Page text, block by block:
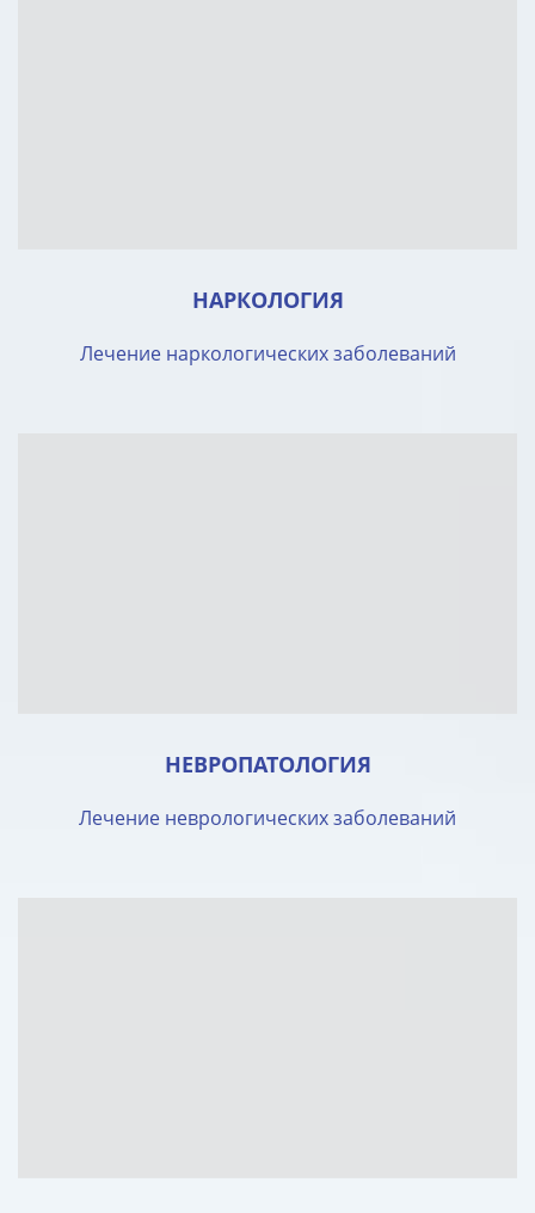
НАРКОЛОГИЯ
Лечение наркологических заболеваний
НЕВРОПАТОЛОГИЯ
Лечение неврологических заболеваний